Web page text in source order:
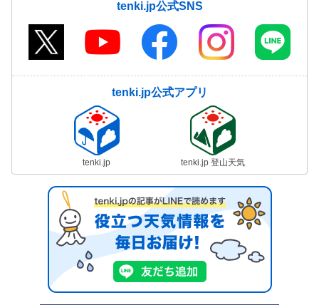
tenki.jp公式SNS
tenki.jp公式アプリ
tenki.jp tenki.jp 登山天気